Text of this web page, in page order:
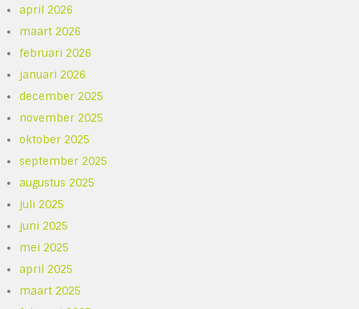
april 2026
maart 2026
februari 2026
januari 2026
december 2025
november 2025
oktober 2025
september 2025
augustus 2025
juli 2025
juni 2025
mei 2025
april 2025
maart 2025